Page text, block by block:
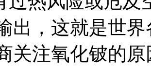
出，这就是世
关注氧化铍的